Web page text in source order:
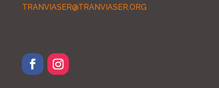
TRANVIASER@TRANVIASER.ORG